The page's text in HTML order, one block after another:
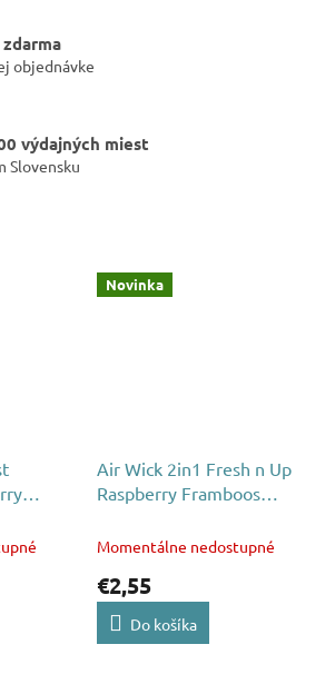
objednávke
výdajných miest
Slovensku
Novinka
Air Wick 2in1 Fresh n Up
Raspberry Framboos
vzduchu 375ml
Momentálne nedostupné
€2,55
Do košíka